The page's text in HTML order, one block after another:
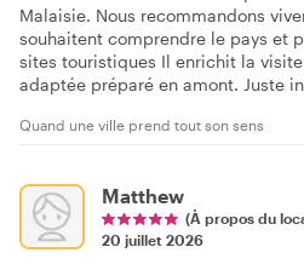
Malaisie. Nous recommandons
souhaitent comprendre le pays et
sites touristiques Il enrichit la
adaptée préparé en amont. Juste
Quand une ville prend tout son sens
Matthew
(À propos du
20 juillet 2026